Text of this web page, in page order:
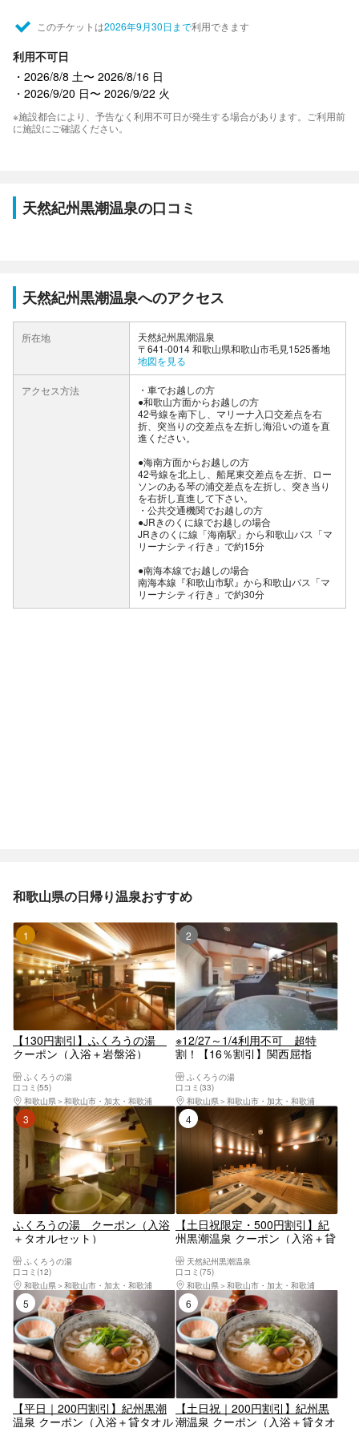
このチケットは2026年9月30日まで利用できます
利用不可日
2026/8/8 土〜 2026/8/16 日
2026/9/20 日〜 2026/9/22 火
※施設都合により、予告なく利用不可日が発生する場合があります。ご利用前
に施設にご確認ください。
天然紀州黒潮温泉の口コミ
天然紀州黒潮温泉へのアクセス
所在地
天然紀州黒潮温泉
〒641-0014 和歌山県和歌山市毛見1525番地
地図を見る
アクセス方法
車でお越しの方
●和歌山方面からお越しの方
42号線を南下し、マリーナ入口交差点を右
折、突当りの交差点を左折し海沿いの道を直
進ください。
●海南方面からお越しの方
42号線を北上し、船尾東交差点を左折、ロー
ソンのある琴の浦交差点を左折し、突き当り
を右折し直進して下さい。
公共交通機関でお越しの方
●JRきのくに線でお越しの場合
JRきのくに線「海南駅」から和歌山バス「マ
リーナシティ行き」で約15分
●南海本線でお越しの場合
南海本線『和歌山市駅』から和歌山バス「マ
リーナシティ行き」で約30分
和歌山県の日帰り温泉おすすめ
1位
【130円割引】ふくろうの湯
クーポン（入浴＋岩盤浴）
ふくろうの湯
口コミ(55)
和歌山県
和歌山市・加太・和歌浦
2位
※12/27～1/4利用不可 超特
割！【16％割引】関西屈指
くろうの湯 入浴券
ふくろうの湯
口コミ(33)
和歌山県
和歌山市・加太・和歌浦
3位
ふくろうの湯 クーポン（入浴
＋タオルセット）
ふくろうの湯
口コミ(12)
和歌山県
和歌山市・加太・和歌浦
4位
【土日祝限定・500円割引】紀
州黒潮温泉 クーポン（入浴＋貸
天然紀州黒潮温泉
口コミ(75)
和歌山県
和歌山市・加太・和歌浦
5位
【平日｜200円割引】紀州黒潮
温泉 クーポン（入浴＋貸タオル
6位
【土日祝｜200円割引】紀州黒
潮温泉 クーポン（入浴＋貸タオ